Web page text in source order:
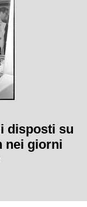
disposti su
nei giorni